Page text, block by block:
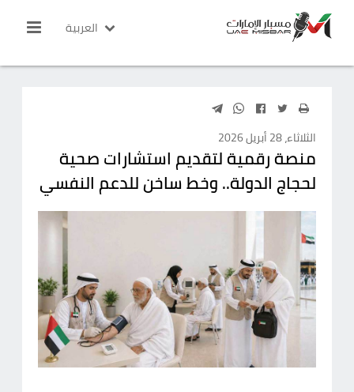
العربية
الثلاثاء، 28 أبريل 2026
منصة رقمية لتقديم استشارات صحية
لحجاج الدولة.. وخط ساخن للدعم النفسي